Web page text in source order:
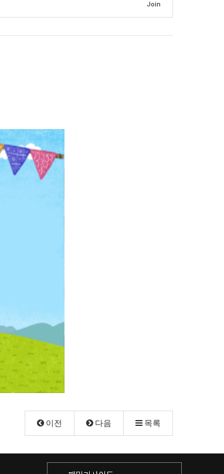
Join
이전 다음 목록